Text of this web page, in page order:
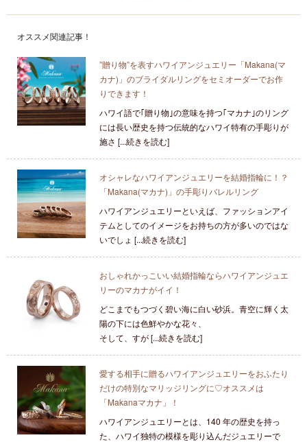
オススメ関連記事！
”贈り物”を表すハワイアンジュエリー「Makana(マ
カナ)」のブライダルリングをセミオーダーでお作
りできます！
ハワイ語で｢贈り物｣の意味を持つ｢マカナ｣のリング
には長い歴史を持つ伝統的なハワイ特有の手彫りが
施さ [...続きを読む]
オシャレなハワイアンジュエリーを結婚指輪に！？
「Makana(マカナ)」の手彫りバレルリング
ハワイアンジュエリーといえば、ファッションアイ
テムとしてのイメージをお持ちの方が多いのではな
いでしょ [...続きを読む]
おしゃれかっこいい結婚指輪ならハワイアンジュエ
リーのマカナがイイ！
どこまでもつづく碧い海に白い砂浜。青空に輝く太
陽の下には色鮮やかな花々、
そして、すが [...続きを読む]
愛する相手に贈るハワイアンジュエリーをおふたり
だけの特別なマリッジリングに♡オススメは
「Makanaマカナ」！
ハワイアンジュエリーとは、140 年の歴史を持っ
た、ハワイ独特の模様を彫り込んだジュエリーで